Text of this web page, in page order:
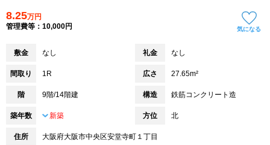
8.25万円
管理費等：10,000円
気になる
敷金 なし 礼金 なし
間取り 1R 広さ 27.65m²
階 9階/14階建 構造 鉄筋コンクリート造
築年数 新築 方位 北
住所 大阪府大阪市中央区安堂寺町１丁目